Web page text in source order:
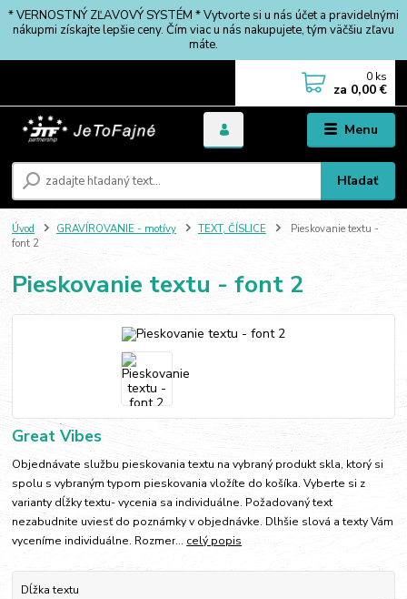
* VERNOSTNÝ ZĽAVOVÝ SYSTÉM * Vytvorte si u nás účet a pravidelnými
nákupmi získajte lepšie ceny. Čím viac u nás nakupujete, tým väčšiu zľavu
máte.
Menu
Hľadať
0 ks
za 0,00 €
Úvod GRAVÍROVANIE - motívy TEXT, ČÍSLICE
Pieskovanie textu -
font 2
Pieskovanie textu - font 2
Great Vibes
Objednávate službu pieskovania textu na vybraný produkt skla, ktorý si
spolu s vybraným typom pieskovania vložíte do košíka. Vyberte si z
varianty dĺžky textu- vycenia sa individuálne. Požadovaný text
nezabudnite uviesť do poznámky v objednávke. Dlhšie slová a texty Vám
vyceníme individuálne. Rozmer... celý popis
Dĺžka textu